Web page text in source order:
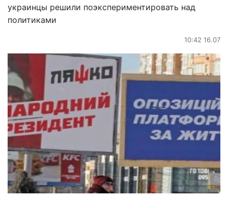
украинцы решили поэкспериментировать над
политиками
10:42 16.07